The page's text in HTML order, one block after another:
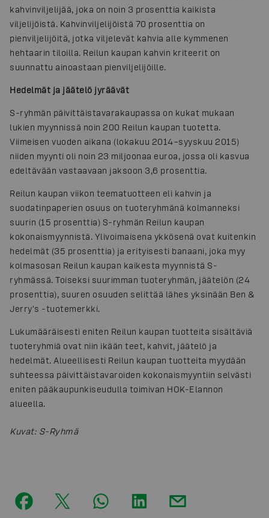
kahvinviljelijää, joka on noin 3 prosenttia kaikista
viljelijöistä. Kahvinviljelijöistä 70 prosenttia on
pienviljelijöitä, jotka viljelevät kahvia alle kymmenen
hehtaarin tiloilla. Reilun kaupan kahvin kriteerit on
suunnattu ainoastaan pienviljelijöille.
Hedelmät ja jäätelö jyräävät
S-ryhmän päivittäistavarakaupassa on kukat mukaan
lukien myynnissä noin 200 Reilun kaupan tuotetta.
Viimeisen vuoden aikana (lokakuu 2014–syyskuu 2015)
niiden myynti oli noin 23 miljoonaa euroa, jossa oli kasvua
edeltävään vastaavaan jaksoon 3,6 prosenttia.
Reilun kaupan viikon teematuotteen eli kahvin ja
suodatinpaperien osuus on tuoteryhmänä kolmanneksi
suurin (15 prosenttia) S-ryhmän Reilun kaupan
kokonaismyynnistä. Ylivoimaisena ykkösenä ovat kuitenkin
hedelmät (35 prosenttia) ja erityisesti banaani, joka myy
kolmasosan Reilun kaupan kaikesta myynnistä S-
ryhmässä. Toiseksi suurimman tuoteryhmän, jäätelön (24
prosenttia), suuren osuuden selittää lähes yksinään Ben &
Jerry's -tuotemerkki.
Lukumääräisesti eniten Reilun kaupan tuotteita sisältäviä
tuoteryhmiä ovat niin ikään teet, kahvit, jäätelö ja
hedelmät. Alueellisesti Reilun kaupan tuotteita myydään
suhteessa päivittäistavaroiden kokonaismyyntiin selvästi
eniten pääkaupunkiseudulla toimivan HOK-Elannon
alueella.
Kuvat: S-Ryhmä